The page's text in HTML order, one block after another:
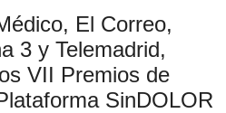
El Correo,
3 y Telemadrid,
VII Premios de
SinDOLOR